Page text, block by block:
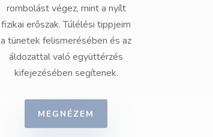
rombolást végez, mint a nyílt
fizikai erőszak. Túlélési tippjeim
a tünetek felismerésében és az
áldozattal való együttérzés
kifejezésében segítenek.
MEGNÉZEM